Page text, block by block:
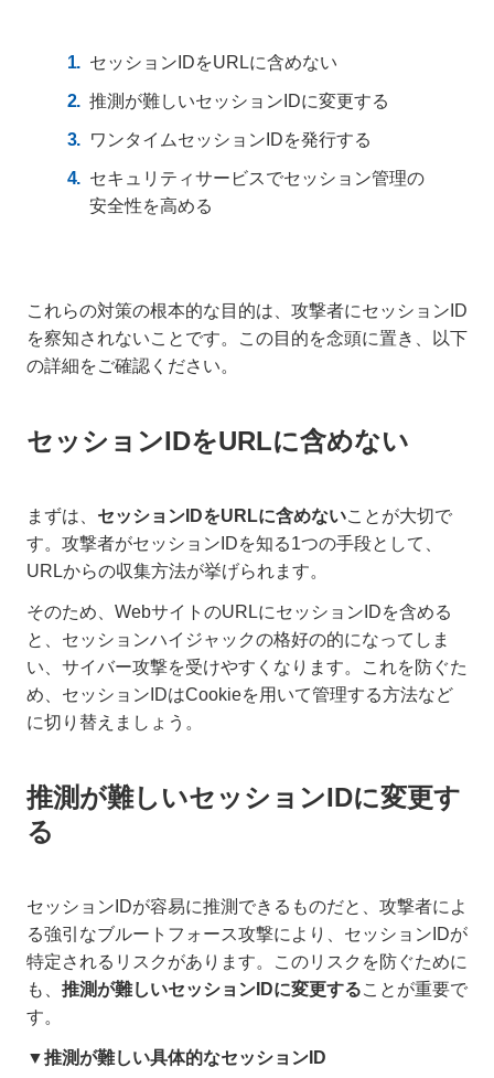
セッションIDをURLに含めない
推測が難しいセッションIDに変更する
ワンタイムセッションIDを発行する
セキュリティサービスでセッション管理の
安全性を高める
これらの対策の根本的な目的は、攻撃者にセッションID
を察知されないことです。この目的を念頭に置き、以下
の詳細をご確認ください。
セッションIDをURLに含めない
まずは、 セッションIDをURLに含めないことが大切で
す。攻撃者がセッションIDを知る1つの手段として、
URLからの収集方法が挙げられます。
そのため、WebサイトのURLにセッションIDを含める
と、セッションハイジャックの格好の的になってしま
い、サイバー攻撃を受けやすくなります。これを防ぐた
め、セッションIDはCookieを用いて管理する方法など
に切り替えましょう。
推測が難しいセッションIDに変更す
る
セッションIDが容易に推測できるものだと、攻撃者によ
る強引なブルートフォース攻撃により、セッションIDが
特定されるリスクがあります。このリスクを防ぐために
も、 推測が難しいセッションIDに変更することが重要で
す。
▼推測が難しい具体的なセッションID